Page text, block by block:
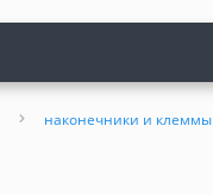
наконечники и клеммы